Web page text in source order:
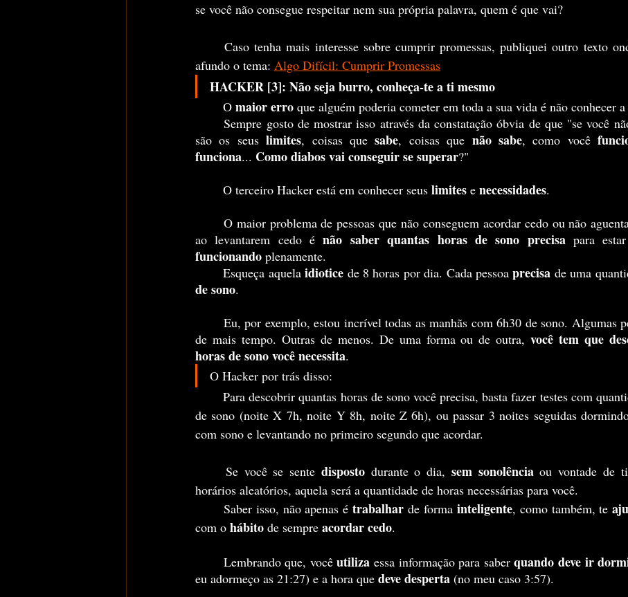
se você não consegue respeitar nem sua própria palavra, quem é que vai?
	Caso tenha mais interesse sobre cumprir promessas, publiquei outro texto onde exploro mais
afundo o tema: Algo Difícil: Cumprir Promessas
HACKER [3]: Não seja burro, conheça-te a ti mesmo
	O
maior erro que alguém poderia cometer em toda a sua vida é não conhecer
	Sempre gosto de mostrar isso através da constatação óbvia de que "se você não conhece quais
são os seus limites, coisas que sabe, coisas que não sabe, como você
funciona... Como diabos vai conseguir se superar?"
	O terceiro Hacker está em conhecer seus
limites e necessidades.
ao levantarem cedo é não saber quantas horas de sono precisa para estar
funcionando plenamente.
	Esqueça aquela
idiotice de 8 horas por dia. Cada pessoa precisa de uma
de sono.
de mais tempo. Outras de menos. De uma forma ou de outra, você tem que
horas de sono você necessita.
O Hacker por trás disso:
	Para descobrir quantas horas de sono você precisa, basta fazer testes com quantidades diferentes
de sono (noite X 7h, noite Y 8h, noite Z 6h), ou passar 3 noites seguidas
com sono e levantando no primeiro segundo que acordar.
	Se você se sente
disposto durante o dia, sem sonolência ou vontade de
horários aleatórios, aquela será a quantidade de horas necessárias para você.
	Saber isso, não apenas é
trabalhar de forma inteligente, como também, te
com o hábito de sempre acordar cedo.
	Lembrando que, você
utiliza essa informação para saber quando deve ir
eu adormeço as 21:27) e a hora que deve desperta (no meu caso 3:57).